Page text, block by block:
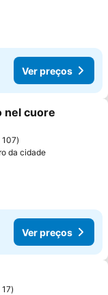
Ver preços
favoritos
nel cuore
107
da cidade
Ver preços
favoritos
17